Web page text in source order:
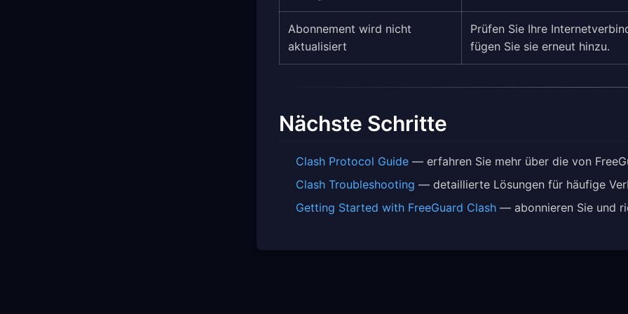
Abonnement wird nicht
aktualisiert
Prüfen Sie Ihre
fügen Sie sie erneut hinzu.
Nächste Schritte
Clash Protocol Guide — erfahren Sie mehr über die von
Clash Troubleshooting — detaillierte Lösungen für häufige
Getting Started with FreeGuard Clash — abonnieren Sie und